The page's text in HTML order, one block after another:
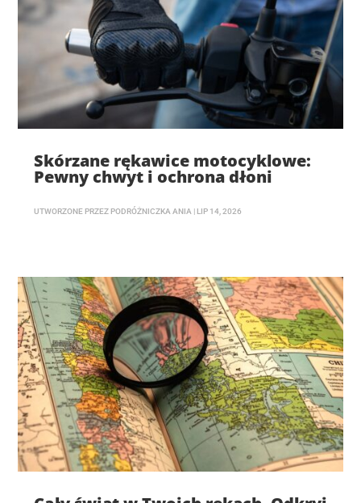
Skórzane rękawice motocyklowe:
Pewny chwyt i ochrona dłoni
UTWORZONE PRZEZ PODRÓŻNICZKA ANIA LIP 14, 2026